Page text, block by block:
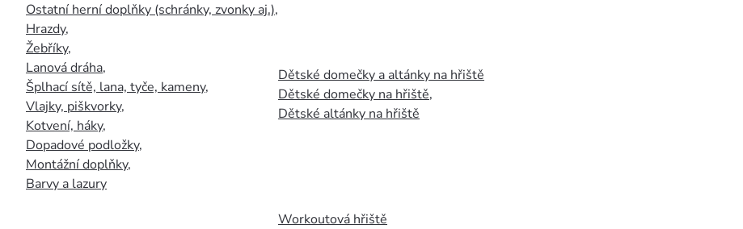
Ostatní herní doplňky (schránky, zvonky aj.),
Hrazdy,
Žebříky,
Lanová dráha,
Šplhací sítě, lana, tyče, kameny,
Vlajky, piškvorky,
Kotvení, háky,
Dopadové podložky,
Montážní doplňky,
Barvy a lazury
Dětské domečky a altánky na hřiště
Dětské domečky na hřiště,
Dětské altánky na hřiště
Workoutová hřiště